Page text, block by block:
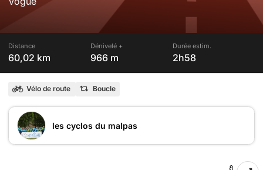
Distance
60,02 km
Dénivelé +
966 m
Durée estim.
2h58
Vélo de route Boucle
les cyclos du malpas